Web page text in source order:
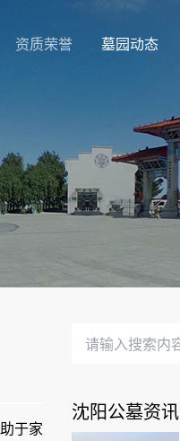
资质荣誉 墓园动态
于家
沈阳公墓资讯